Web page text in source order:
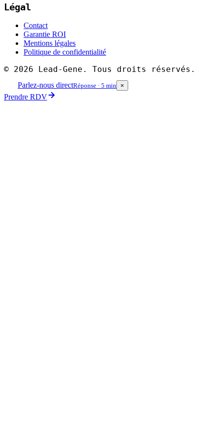
Légal
Contact
Garantie ROI
Mentions légales
Politique de confidentialité
© 2026 Lead-Gene. Tous droits réservés.
Parlez-nous directRéponse · 5 min ×
Prendre RDV